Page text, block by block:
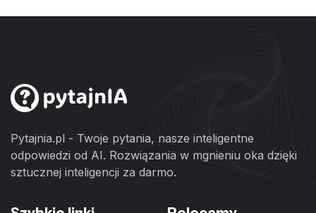
Pytajnia.pl - Twoje pytania, nasze inteligentne
odpowiedzi od AI. Rozwiązania w mgnieniu oka dzięki
sztucznej inteligencji za darmo.